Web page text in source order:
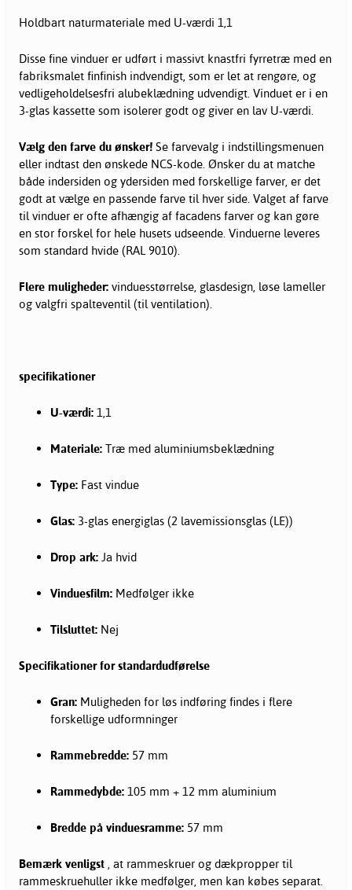
Holdbart naturmateriale med U-værdi 1,1
Disse fine vinduer er udført i massivt knastfri fyrretræ med en
fabriksmalet finfinish indvendigt, som er let at rengøre, og
vedligeholdelsesfri alubeklædning udvendigt. Vinduet er i en
3-glas kassette som isolerer godt og giver en lav U-værdi.
Vælg den farve du ønsker! Se farvevalg i indstillingsmenuen
eller indtast den ønskede NCS-kode. Ønsker du at matche
både indersiden og ydersiden med forskellige farver, er det
godt at vælge en passende farve til hver side. Valget af farve
til vinduer er ofte afhængig af facadens farver og kan gøre
en stor forskel for hele husets udseende. Vinduerne leveres
som standard hvide (RAL 9010).
Flere muligheder: vinduesstørrelse, glasdesign, løse lameller
og valgfri spalteventil (til ventilation).
specifikationer
U-værdi: 1,1
Materiale: Træ med aluminiumsbeklædning
Type: Fast vindue
Glas: 3-glas energiglas (2 lavemissionsglas (LE))
Drop ark: Ja hvid
Vinduesfilm: Medfølger ikke
Tilsluttet: Nej
Specifikationer for standardudførelse
Gran: Muligheden for løs indføring findes i flere
forskellige udformninger
Rammebredde: 57 mm
Rammedybde: 105 mm + 12 mm aluminium
Bredde på vinduesramme: 57 mm
Bemærk venligst , at rammeskruer og dækpropper til
rammeskruehuller ikke medfølger, men kan købes separat.